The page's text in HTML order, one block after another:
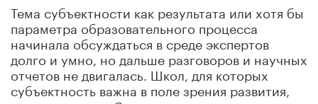
Тема субъектности как результата или хотя бы
параметра образовательного процесса
начинала обсуждаться в среде экспертов
долго и умно, но дальше разговоров и научных
отчетов не двигалась. Школ, для которых
субъектность важна в поле зрения развития,